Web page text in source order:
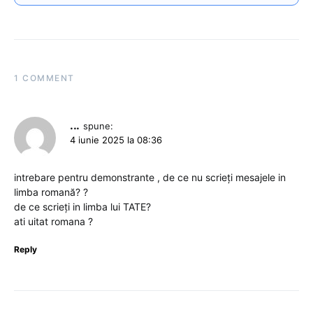
1 COMMENT
... spune:
4 iunie 2025 la 08:36
intrebare pentru demonstrante , de ce nu scrieți mesajele in
limba romană? ?
de ce scrieți in limba lui TATE?
ati uitat romana ?
Reply